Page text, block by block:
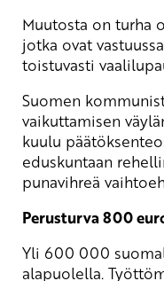
Muutosta on turha
jotka ovat
toistuvasti
Suomen
vaikuttamisen
kuulu
eduskuntaan
punavihreä
Perusturva 800
Yli 600 000
alapuolella.